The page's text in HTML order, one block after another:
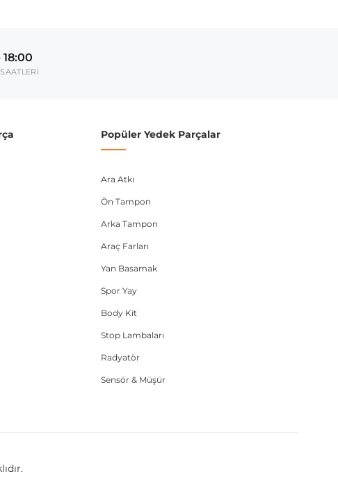
numarası veya şasi numarası ile uyumluluğu kontrol
Popüler Yedek Parçalar
Ara Atkı
Ön Tampon
Arka Tampon
Araç Farları
Yan Basamak
Spor Yay
Body Kit
Stop Lambaları
Radyatör
Sensör & Müşür